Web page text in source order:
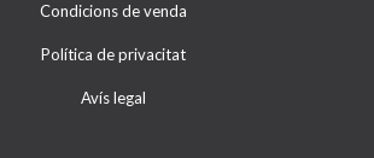
Condicions de venda
Política de privacitat
Avís legal